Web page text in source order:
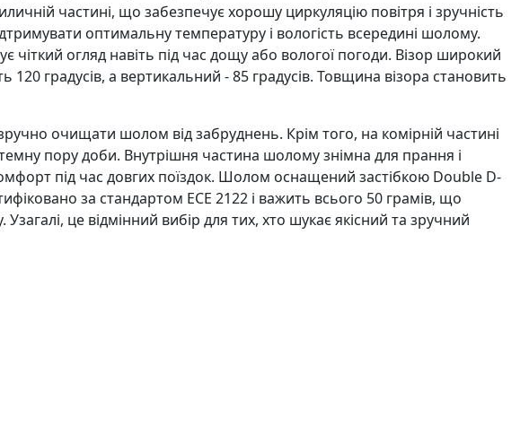
частині, що забезпечує хорошу циркуляцію повітря і зручність
оптимальну температуру і вологість всередині шолому.
огляд навіть під час дощу або вологої погоди. Візор широкий
градусів, а вертикальний - 85 градусів. Товщина візора становить
очищати шолом від забруднень. Крім того, на комірній частині
пору доби. Внутрішня частина шолому знімна для прання і
під час довгих поїздок. Шолом оснащений застібкою Double D-
за стандартом ECE 2122 і важить всього 50 грамів, що
це відмінний вибір для тих, хто шукає якісний та зручний